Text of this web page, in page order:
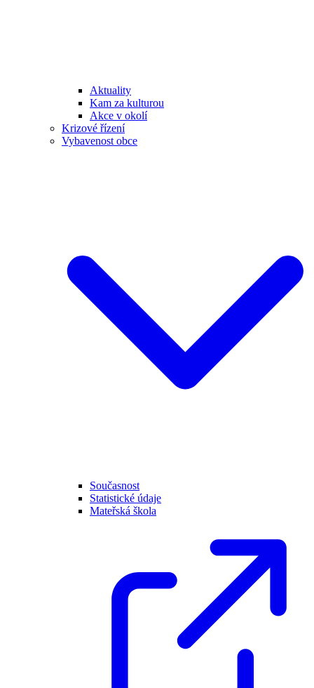
Aktuality
Kam za kulturou
Akce v okolí
Krizové řízení
Vybavenost obce
Současnost
Statistické údaje
Mateřská škola